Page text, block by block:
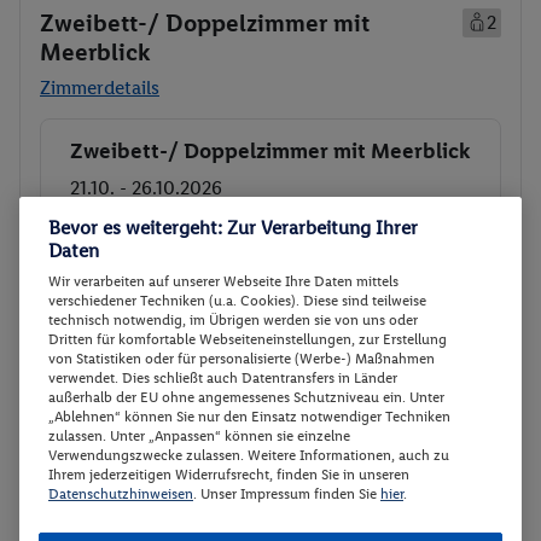
Zweibett-/ Doppelzimmer mit
Meerblick
2
Zimmerdetails
Buchen
Zweibett-/ Doppelzimmer mit Meerblick
21.10. - 26.10.2026
Ab/ bis Nürnberg (DE) Flugdetails anzeigen
Zweibett-/ Doppelzimmer mit
Meerblick
All-Inclusive
736.-
Gesamt 1472 €
Veranstalter:Bentour Reisen AG
Weitere Informationen des
Veranstalters
Buchen
Bevor es weitergeht: Zur Verarbeitung Ihrer
Daten
Wir verarbeiten auf unserer Webseite Ihre Daten mittels
verschiedener Techniken (u.a. Cookies). Diese sind teilweise
technisch notwendig, im Übrigen werden sie von uns oder
Dritten für komfortable Webseiteneinstellungen, zur Erstellung
von Statistiken oder für personalisierte (Werbe-) Maßnahmen
verwendet. Dies schließt auch Datentransfers in Länder
außerhalb der EU ohne angemessenes Schutzniveau ein. Unter
„Ablehnen“ können Sie nur den Einsatz notwendiger Techniken
zulassen. Unter „Anpassen“ können sie einzelne
Verwendungszwecke zulassen. Weitere Informationen, auch zu
Ihrem jederzeitigen Widerrufsrecht, finden Sie in unseren
Datenschutzhinweisen . Unser Impressum finden Sie hier.